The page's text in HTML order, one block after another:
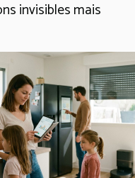
invisibles mais